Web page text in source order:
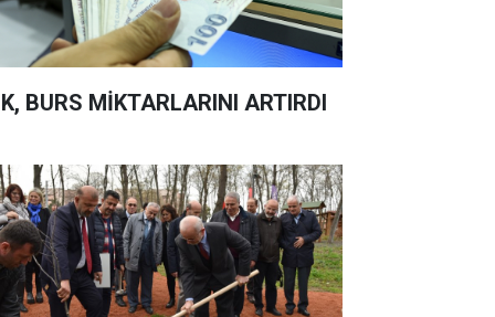
BURS MİKTARLARINI ARTIRDI